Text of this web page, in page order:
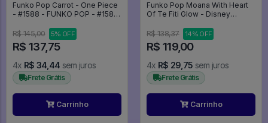
Funko Pop Carrot - One Piece
- #1588 - FUNKO POP - #1588
R$ 145,00
5% OFF
R$ 137,75
4x R$ 34,44 sem juros
Frete Grátis
Carrinho
Funko Pop Moana With Heart
Of Te Fiti Glow - Disney
R$ 138,37
14% OFF
R$ 119,00
4x R$ 29,75 sem juros
Frete Grátis
Carrinho